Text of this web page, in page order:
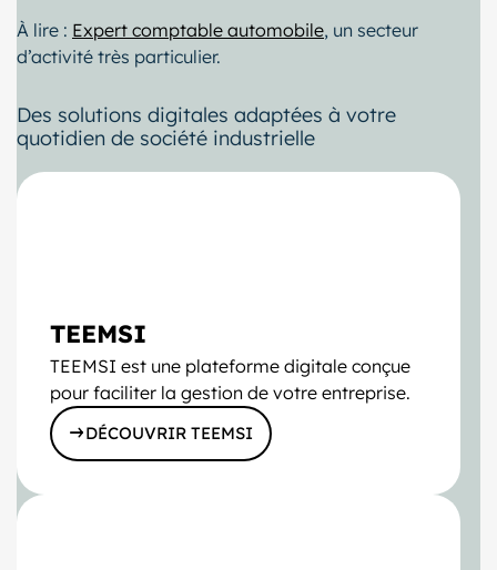
À lire : Expert comptable automobile, un secteur
d’activité très particulier.
Des solutions digitales adaptées à votre
quotidien de société industrielle
TEEMSI
TEEMSI est une plateforme digitale conçue
pour faciliter la gestion de votre entreprise.
DÉCOUVRIR TEEMSI